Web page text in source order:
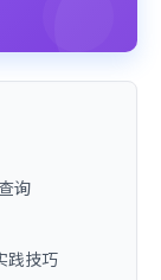
询
践技巧